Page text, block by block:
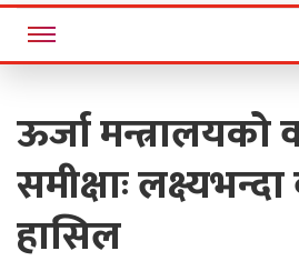
ऊर्जा मन्त्रालयको
समीक्षाः
हासिल